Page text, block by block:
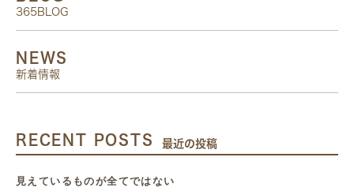
365BLOG
NEWS
新着情報
RECENT POSTS 最近の投稿
見えているものが全てではない